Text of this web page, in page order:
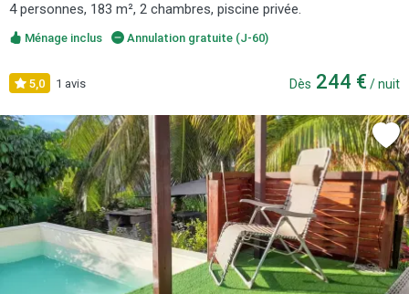
4 personnes, 183 m², 2 chambres, piscine privée.
Ménage inclus Annulation gratuite (J-60)
5,0 1 avis Dès 244 € / nuit